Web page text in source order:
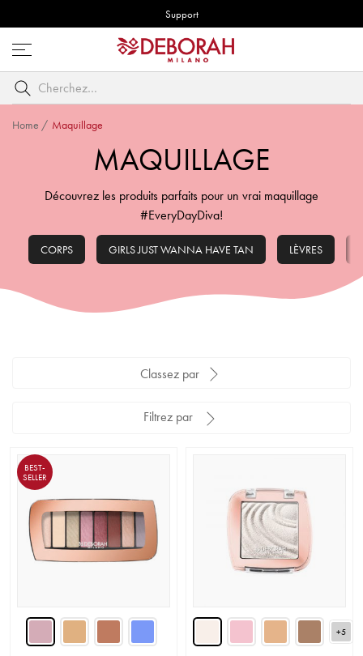
Support
Ouvrez
le
menu
Cherchez
par
mot
Home / Maquillage
MAQUILLAGE
Découvrez les produits parfaits pour un vrai maquillage
#EveryDayDiva!
CORPS GIRLS JUST WANNA HAVE TAN LÈVRES
Classez par
Filtrez par
BEST-
SELLER
+5